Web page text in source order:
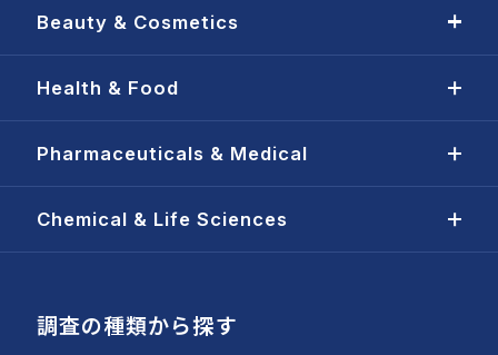
Beauty & Cosmetics
Health & Food
Pharmaceuticals & Medical
Chemical & Life Sciences
調査の種類から探す